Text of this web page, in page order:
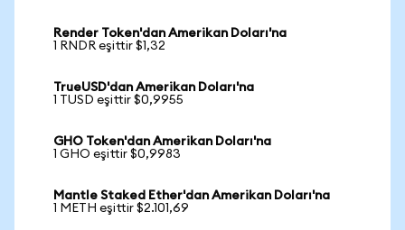
Render Token'dan Amerikan Doları'na
1 RNDR eşittir $1,32
TrueUSD'dan Amerikan Doları'na
1 TUSD eşittir $0,9955
GHO Token'dan Amerikan Doları'na
1 GHO eşittir $0,9983
Mantle Staked Ether'dan Amerikan Doları'na
1 METH eşittir $2.101,69